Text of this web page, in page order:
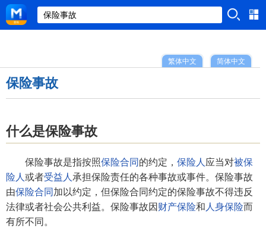
简体中文
繁体中文
保险事故
什么是保险事故
保险事故是指按照保险合同 的约定， 保险人 应当对被保
险人 或者受益人 承担保险责任的各种事故或事件。保险事故
由保险合同 加以约定，但保险合同约定的保险事故不得违反
法律或者社会公共利益。保险事故因 财产保险和 人身保险而
有所不同。